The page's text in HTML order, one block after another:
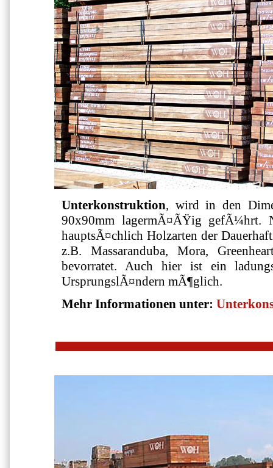
Unterkonstruktion, wird in den
90x90mm lagermÃ¤ÃŸig gefÃ¼hrt.
hauptsÃ¤chlich Holzarten der
z.B. Massaranduba, Mora,
bevorratet. Auch hier ist ein
UrsprungslÃ¤ndern mÃ¶glich.
Mehr Informationen unter: